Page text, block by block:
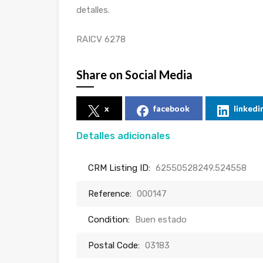
detalles.
RAICV 6278
Share on Social Media
x facebook
Detalles adicionales
CRM Listing ID: 62550528249.524558
Reference: 000147
Condition: Buen estado
Postal Code: 03183